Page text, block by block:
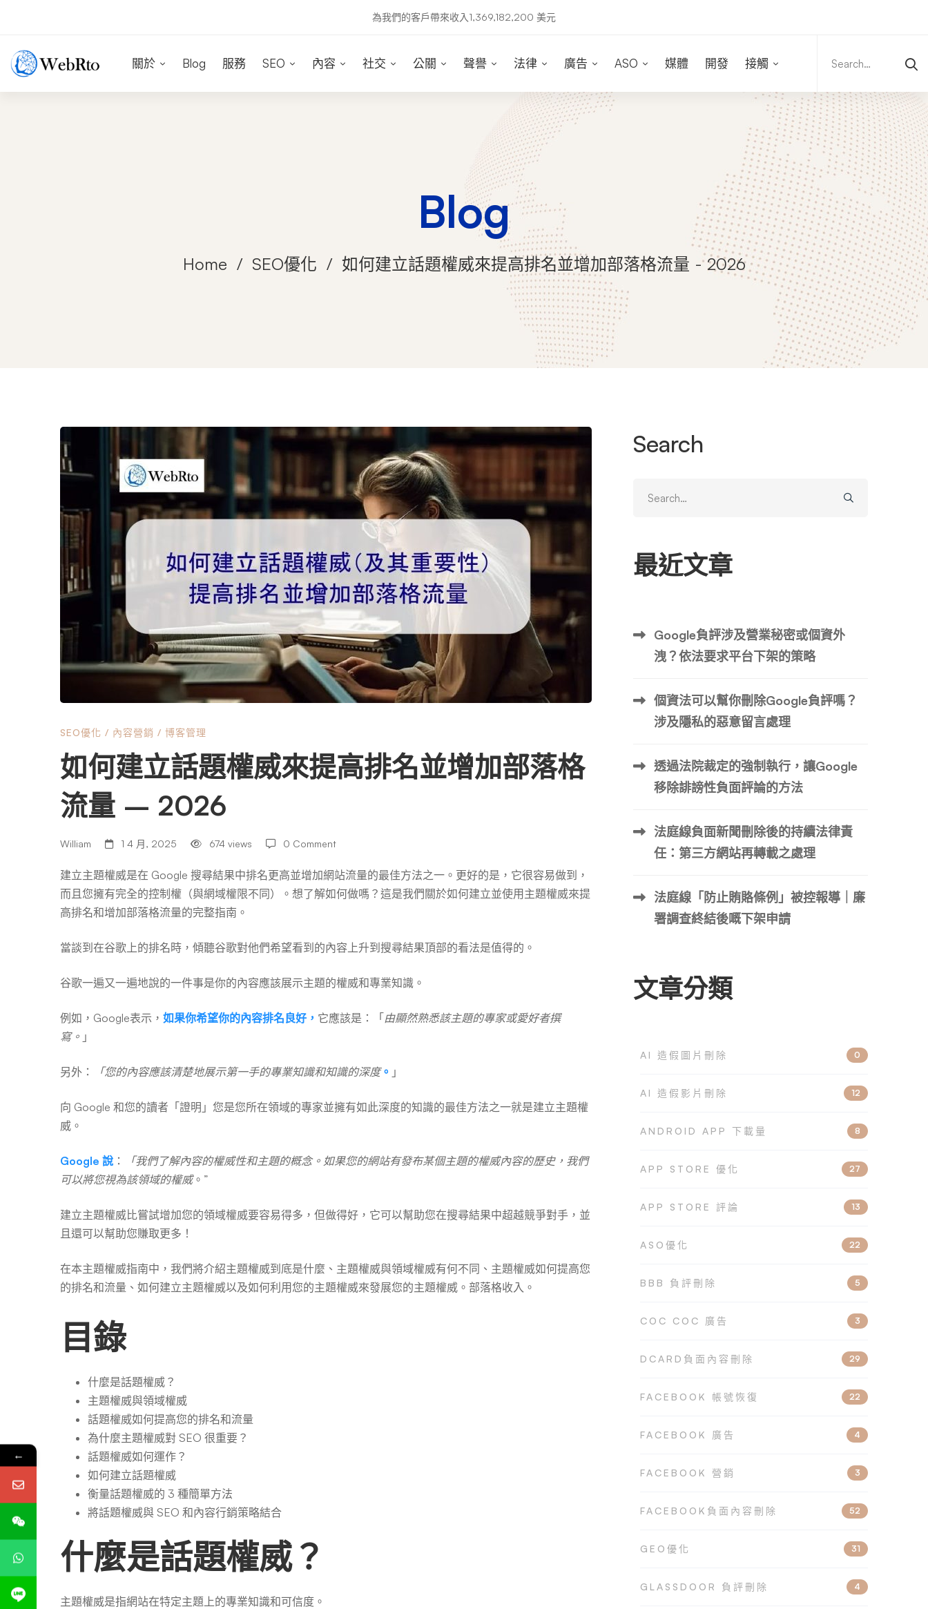
為我們的客戶帶來收入1,369,182,200 美元
關於 Blog 服務 SEO 內容 社交 公關 聲譽 法律 廣告 ASO 媒體 開發 接觸
for:
Blog
Home SEO優化 如何建立話題權威來提高排名並增加部落格流量 - 2026
如
何
建
立
話
題
權
威
來
提
高
排
名
並
增
加
部
落
格
流
量
–
2026
SEO優化 / 內容營銷 / 博客管理
如何建立話題權威來提高排名並增加部落格
流量 – 2026
William 1 4 月, 2025 674 views 0 Comment
建立主題權威是在 Google 搜尋結果中排名更高並增加網站流量的最佳方法之一。更好的是，它很容易做到，
而且您擁有完全的控制權（與網域權限不同）。想了解如何做嗎？這是我們關於如何建立並使用主題權威來提
高排名和增加部落格流量的完整指南。
當談到在谷歌上的排名時，傾聽谷歌對他們希望看到的內容上升到搜尋結果頂部的看法是值得的。
谷歌一遍又一遍地說的一件事是你的內容應該展示主題的權威和專業知識。
例如，Google表示， 如果你希望你的內容排名良好， 它應該是：「 由顯然熟悉該主題的專家或愛好者撰
寫。 」
另外： 「您的內容應該清楚地展示第一手的專業知識和知識的深度。 」
向 Google 和您的讀者「證明」您是您所在領域的專家並擁有如此深度的知識的最佳方法之一就是建立主題權
威。
Google 說 ：
「我們了解內容的權威性和主題的概念。如果您的網站有發布某個主題的權威內容的歷史，我們
可以將您視為該領域的權威。”
建立主題權威比嘗試增加您的領域權威要容易得多，但做得好，它可以幫助您在搜尋結果中超越競爭對手，並
且還可以幫助您賺取更多！
在本主題權威指南中，我們將介紹主題權威到底是什麼、主題權威與領域權威有何不同、主題權威如何提高您
的排名和流量、如何建立主題權威以及如何利用您的主題權威來發展您的主題權威。部落格收入。
目錄
什麼是話題權威？
主題權威與領域權威
話題權威如何提高您的排名和流量
為什麼主題權威對 SEO 很重要？
話題權威如何運作？
如何建立話題權威
衡量話題權威的 3 種簡單方法
將話題權威與 SEO 和內容行銷策略結合
什麼是話題權威？
主題權威是指網站在特定主題上的專業知識和可信度。
Search
for:
最近文章
Google負評涉及營業秘密或個資外
洩？依法要求平台下架的策略
個資法可以幫你刪除Google負評嗎？
涉及隱私的惡意留言處理
透過法院裁定的強制執行，讓Google
移除誹謗性負面評論的方法
法庭線負面新聞刪除後的持續法律責
任：第三方網站再轉載之處理
法庭線「防止賄賂條例」被控報導｜廉
署調查終結後嘅下架申請
文章分類
AI 造假圖片刪除 0
AI 造假影片刪除 12
ANDROID APP 下載量 8
APP STORE 優化 27
APP STORE 評論 13
ASO優化 22
BBB 負評刪除 5
COC COC 廣告 3
DCARD負面內容刪除 29
FACEBOOK 帳號恢復 22
FACEBOOK 廣告 4
FACEBOOK 營銷 3
FACEBOOK負面內容刪除 52
GEO優化 31
GLASSDOOR 負評刪除 4
←